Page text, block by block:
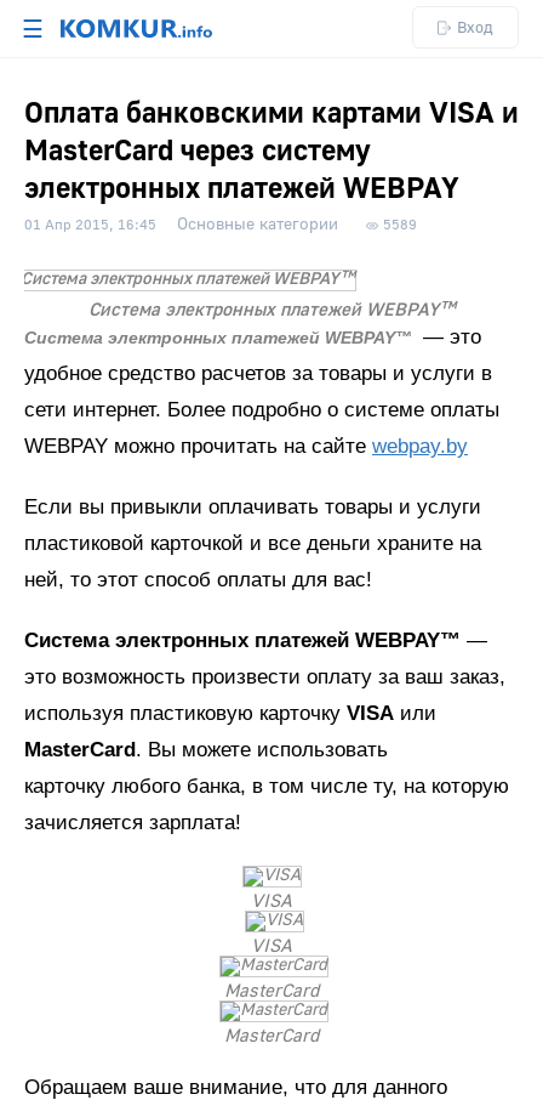
☰ Вход
Оплата банковскими картами VISA и
MasterCard через систему
электронных платежей WEBPAY
01 Апр 2015, 16:45 Основные категории 5589
Система электронных платежей WEBPAY™
Система электронных платежей WEBPAY™
— это
удобное средство расчетов за товары и услуги в
сети интернет. Более подробно о системе оплаты
WEBPAY можно прочитать на сайте webpay.by
Если вы привыкли оплачивать товары и услуги
пластиковой карточкой и все деньги храните на
ней, то этот способ оплаты для вас!
Система электронных платежей WEBPAY™ —
это возможность произвести оплату за ваш заказ,
используя пластиковую карточку VISA или
MasterCard. Вы можете использовать
карточку любого банка, в том числе ту, на которую
зачисляется зарплата!
VISA
VISA
MasterCard
MasterCard
Обращаем ваше внимание, что для данного